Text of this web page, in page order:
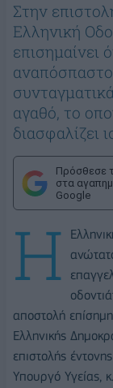
Στην
Ελληνική
επισημαίνει
αναπόσπαστο
αγαθό, το
διασφαλίζει
Πρόσθεσε
στα
Google
Η
αποστολή
Ελληνικής
επιστολής
Υπουργό Υγείας,